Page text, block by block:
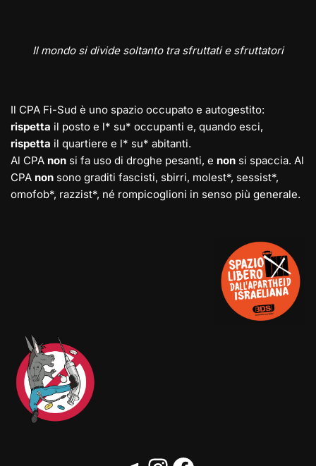
Il mondo si divide soltanto tra sfruttati e sfruttatori
Il CPA Fi-Sud è uno spazio occupato e autogestito:
rispetta il posto e l* su* occupanti e, quando esci,
rispetta il quartiere e l* su* abitanti.
Al CPA non si fa uso di droghe pesanti, e non si spaccia. Al
CPA non sono graditi fascisti, sbirri, molest*, sessist*,
omofob*, razzist*, né rompicoglioni in senso più generale.